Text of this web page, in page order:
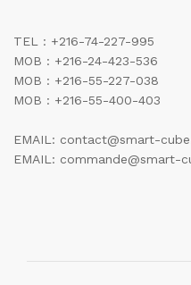
TEL : +216-74-227-995
MOB : +216-24-423-536
MOB : +216-55-227-038
MOB : +216-55-400-403
EMAIL: contact@smart-
EMAIL: commande@smart-